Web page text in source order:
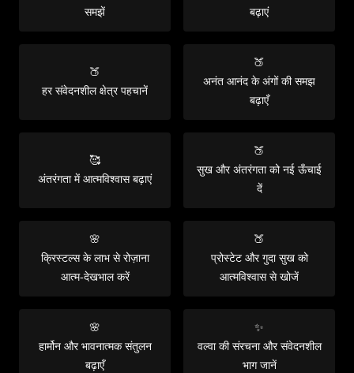
समझें
बढ़ाएं
🍑
हर संवेदनशील क्षेत्र पहचानें
🍑
अनंत आनंद के अंगों की समझ
बढ़ाएँ
🥰
अंतरंगता में आत्मविश्वास बढ़ाएं
🍑
सुख और अंतरंगता को नई ऊँचाई
दें
🌸
क्रिस्टल्स के लाभ से रोज़ाना
आत्म-देखभाल करें
🍑
प्रोस्टेट और गुदा सुख को
आत्मविश्वास से खोजें
🌸
हार्मोन और भावनात्मक संतुलन
बढ़ाएँ
✨
वल्वा की संरचना और संवेदनशील
भाग जानें